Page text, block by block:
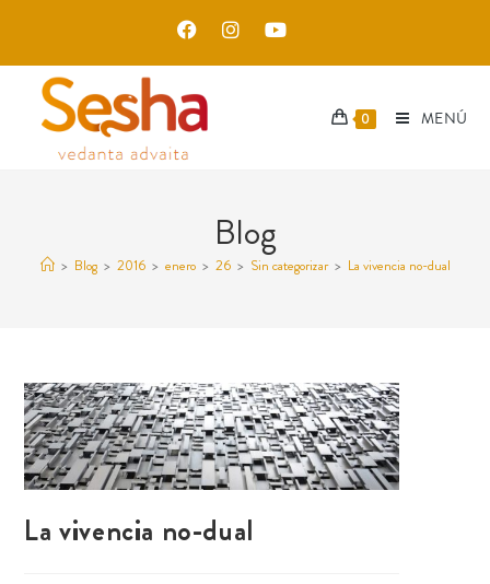
0 MENÚ
Blog
> Blog > 2016 > enero > 26 > Sin categorizar > La vivencia no-dual
La vivencia no-dual